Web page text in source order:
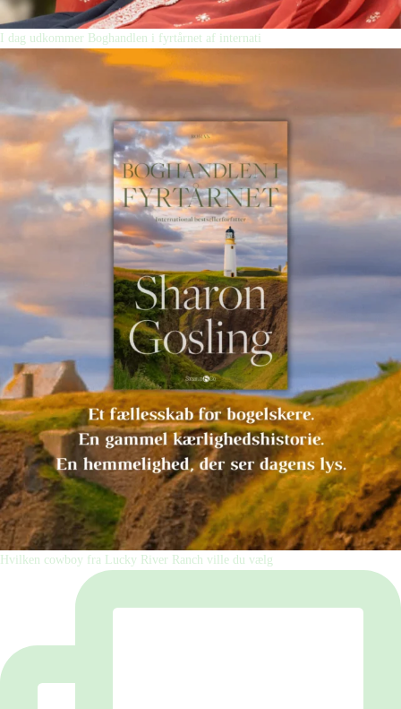
I dag udkommer Boghandlen i fyrtårnet af internati
Hvilken cowboy fra Lucky River Ranch ville du vælg